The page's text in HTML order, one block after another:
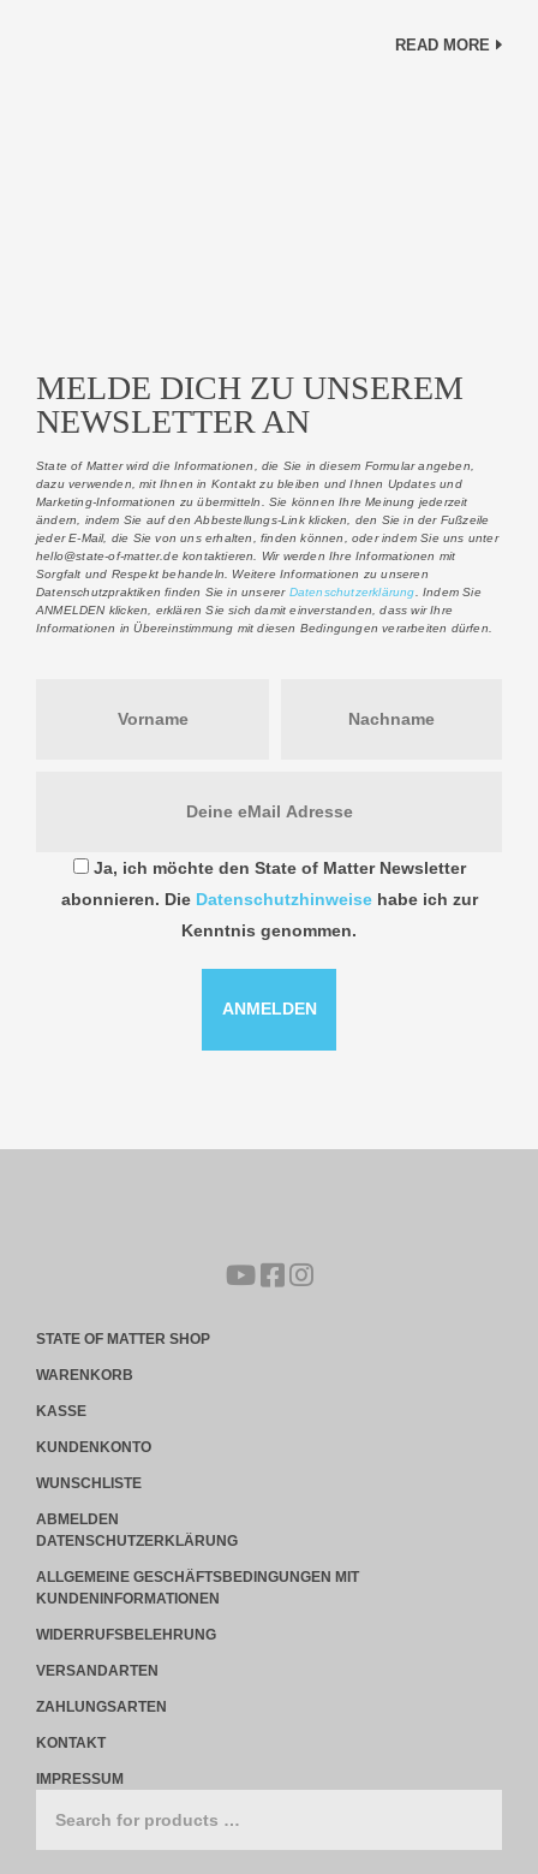
READ MORE
MELDE DICH ZU UNSEREM
NEWSLETTER AN
State of Matter wird die Informationen, die Sie in diesem Formular angeben,
dazu verwenden, mit Ihnen in Kontakt zu bleiben und Ihnen Updates und
Marketing-Informationen zu übermitteln.
Sie können Ihre Meinung jederzeit
ändern, indem Sie auf den Abbestellungs-Link klicken, den Sie in der Fußzeile
jeder E-Mail, die Sie von uns erhalten, finden können, oder indem Sie uns unter
hello@state-of-matter.de kontaktieren. Wir werden Ihre Informationen mit
Sorgfalt und Respekt behandeln. Weitere Informationen zu unseren
Datenschutzpraktiken finden Sie in unserer Datenschutzerklärung . Indem Sie
ANMELDEN klicken, erklären Sie sich damit einverstanden, dass wir Ihre
Informationen in Übereinstimmung mit diesen Bedingungen verarbeiten dürfen.
Ja, ich möchte den State of Matter Newsletter
abonnieren. Die Datenschutzhinweisehabe ich zur
Kenntnis genommen.
STATE OF MATTER SHOP
WARENKORB
KASSE
KUNDENKONTO
WUNSCHLISTE
ABMELDEN
DATENSCHUTZERKLÄRUNG
ALLGEMEINE GESCHÄFTSBEDINGUNGEN MIT
KUNDENINFORMATIONEN
WIDERRUFSBELEHRUNG
VERSANDARTEN
ZAHLUNGSARTEN
KONTAKT
IMPRESSUM